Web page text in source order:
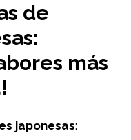
de
más
japonesas: